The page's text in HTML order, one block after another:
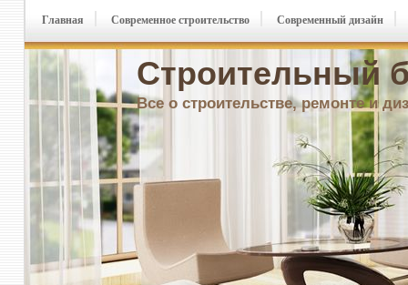
Строительный
Все о строительстве, ремонте и
Главная Современное строительство Современный дизайн